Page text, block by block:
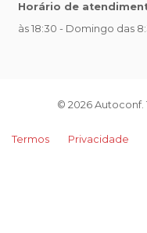
Horário de
às 18:30 - Domingo das
© 2026 Autoconf.
Termos Privacidade